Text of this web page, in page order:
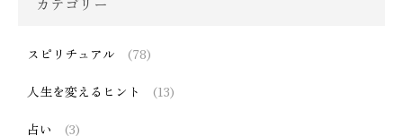
スピリチュアル (78)
人生を変えるヒント (13)
占い (3)